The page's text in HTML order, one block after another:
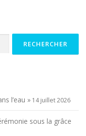
l’eau » 14 juillet 2026
sous la grâce